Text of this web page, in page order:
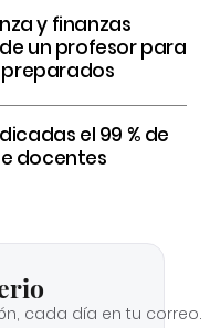
y finanzas
un profesor para
el 99 % de
docentes
cada día en tu correo.